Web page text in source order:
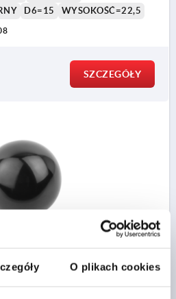
O plikach cookies
D6=15 WYSOKOŚĆ=22,5
SZCZEGÓŁY
GLADKA ROZSZERZONA